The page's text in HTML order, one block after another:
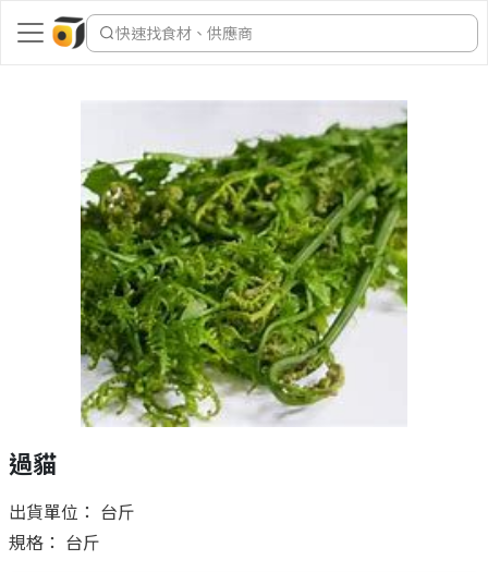
快速找食材、供應商
過貓
出貨單位： 台斤
規格： 台斤